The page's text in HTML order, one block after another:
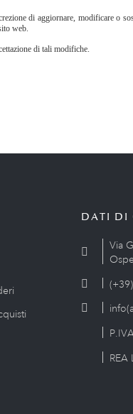
di aggiornare, modificare o
web.
di tali modifiche.
DATI DI
Via
REA